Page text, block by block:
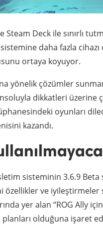
Deck ile sınırlı
daha fazla
ortaya koyuyor.
yönelik çözümler
dikkatleri üzerine
oyunları
kazandı.
sisteminin 3.6.9 Beta
özellikler ve iyileştirmeler
yer alan “ROG Ally
planları olduğuna işaret